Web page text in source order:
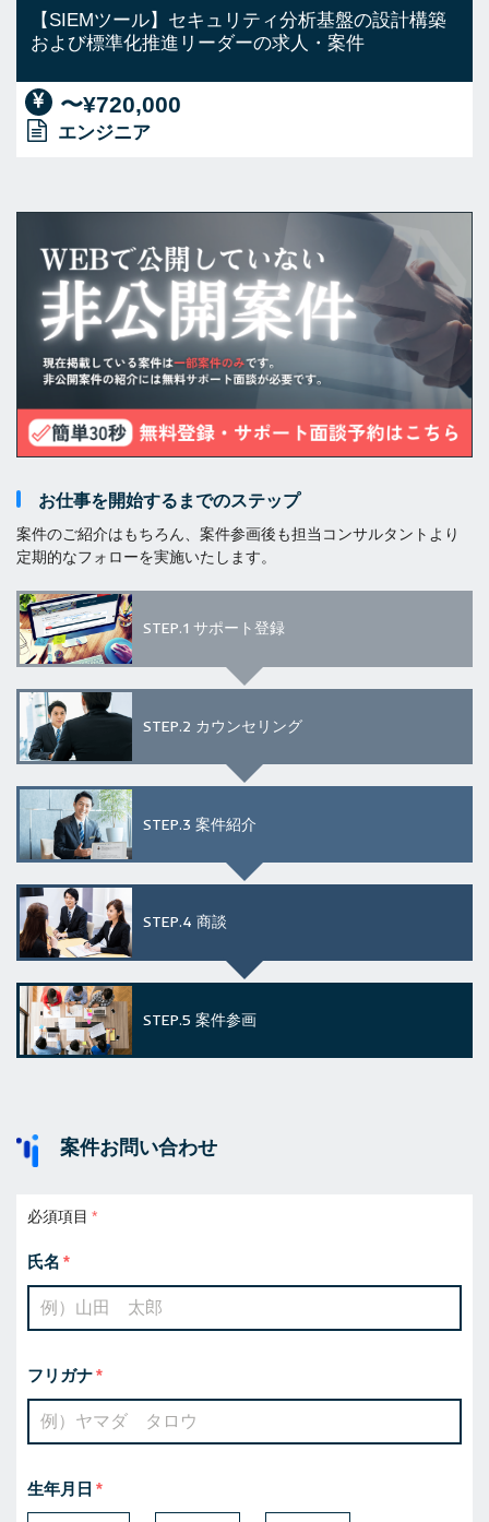
【SIEMツール】セキュリティ分析基盤の設計構築
および標準化推進リーダーの求人・案件
〜¥720,000
エンジニア
お仕事を開始するまでのステップ
案件のご紹介はもちろん、案件参画後も担当コンサルタントより
定期的なフォローを実施いたします。
STEP.1 サポート登録
STEP.2 カウンセリング
STEP.3 案件紹介
STEP.4 商談
STEP.5 案件参画
案件お問い合わせ
必須項目
氏名
フリガナ
生年月日